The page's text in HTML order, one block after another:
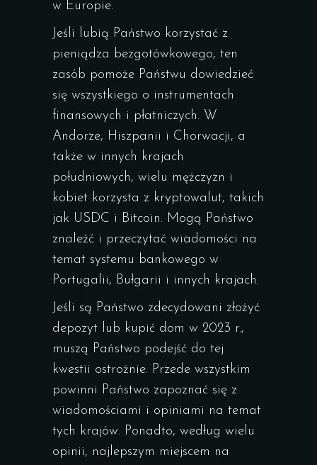
w Europie.
Jeśli lubią Państwo korzystać z
pieniądza bezgotówkowego, ten
zasób pomoże Państwu dowiedzieć
się wszystkiego o instrumentach
finansowych i płatniczych. W
Andorze, Hiszpanii i Chorwacji, a
także w innych krajach
południowych, wielu mężczyzn i
kobiet korzysta z kryptowalut, takich
jak USDC i Bitcoin. Mogą Państwo
znaleźć i przeczytać wiadomości na
temat systemu bankowego w
Portugalii, Bułgarii i innych krajach.
Jeśli są Państwo zdecydowani złożyć
depozyt lub kupić dom w 2023 r.,
muszą Państwo podejść do tej
kwestii ostrożnie. Przede wszystkim
powinni Państwo zapoznać się z
wiadomościami i opiniami na temat
tych krajów. Ponadto, według wielu
opinii, najlepszym miejscem na